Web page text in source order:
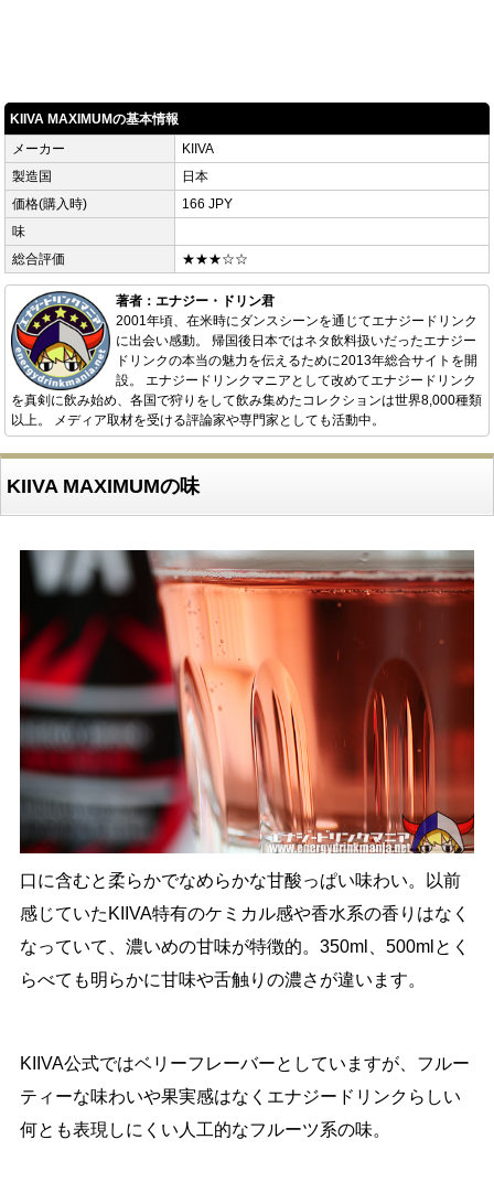
KIIVA MAXIMUMの基本情報
メーカー
KIIVA
製造国
日本
価格(購入時)
166 JPY
味
総合評価
★★★☆☆
著者：エナジー・ドリン君
2001年頃、在米時にダンスシーンを通じてエナジードリンク
に出会い感動。 帰国後日本ではネタ飲料扱いだったエナジー
ドリンクの本当の魅力を伝えるために2013年総合サイトを開
設。 エナジードリンクマニアとして改めてエナジードリンク
を真剣に飲み始め、各国で狩りをして飲み集めたコレクションは世界8,000種類
以上。 メディア取材を受ける評論家や専門家としても活動中。
KIIVA MAXIMUMの味
口に含むと柔らかでなめらかな甘酸っぱい味わい。以前
感じていたKIIVA特有のケミカル感や香水系の香りはなく
なっていて、濃いめの甘味が特徴的。350ml、500mlとく
らべても明らかに甘味や舌触りの濃さが違います。
KIIVA公式ではベリーフレーバーとしていますが、フルー
ティーな味わいや果実感はなくエナジードリンクらしい
何とも表現しにくい人工的なフルーツ系の味。